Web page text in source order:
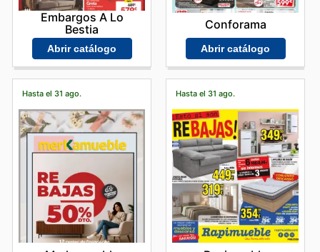
Embargos A Lo
Bestia
Abrir catálogo
Conforama
Abrir catálogo
Hasta el 31 ago. Hasta el 31 ago.